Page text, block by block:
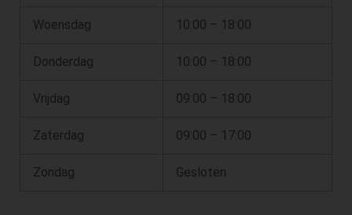
Woensdag 10:00 – 18:00
Donderdag 10:00 – 18:00
Vrijdag 09:00 – 18:00
Zaterdag 09:00 – 17:00
Zondag Gesloten